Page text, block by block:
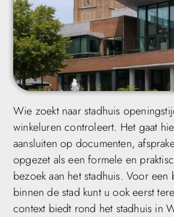
Wie zoekt naar stadhuis
winkeluren controleert. Het gaat
aansluiten op documenten,
opgezet als een formele en
bezoek aan het stadhuis. Voor
binnen de stad kunt u ook eerst
context biedt rond het stadhuis in